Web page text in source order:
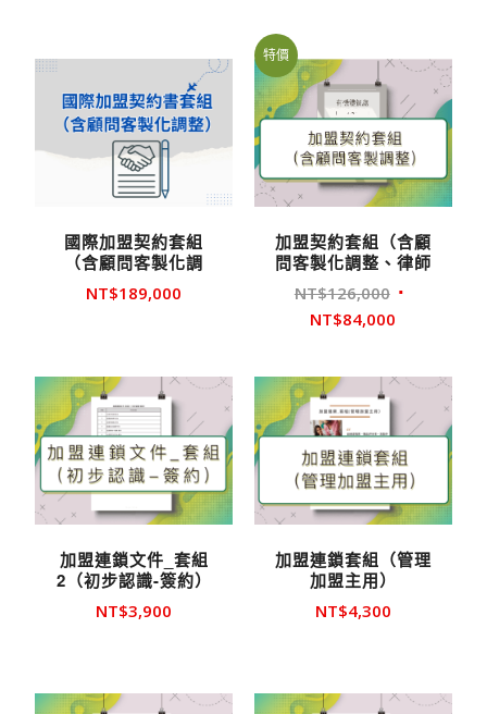
示產
品
國際加盟契約套組
（含顧問客製化調
整、律師審約）
NT$189,000
加盟契約套組（含顧
問客製化調整、律師
審約）
NT$126,000 原
始
NT$84,000
格：
NT$84,000
特價
加盟連鎖文件_套組
2（初步認識-簽約）
NT$3,900
加盟連鎖套組（管理
加盟主用）
NT$4,300